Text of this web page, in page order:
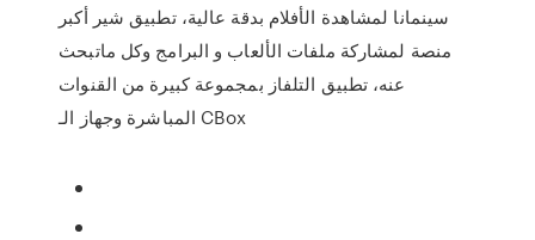
سينمانا لمشاهدة الأفلام بدقة عالية، تطبيق شير أكبر
منصة لمشاركة ملفات الألعاب و البرامج وكل ماتبحث
عنه، تطبيق التلفاز بمجموعة كبيرة من القنوات
المباشرة وجهاز الـ CBox